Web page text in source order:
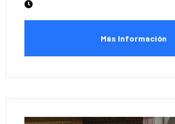
Más Información